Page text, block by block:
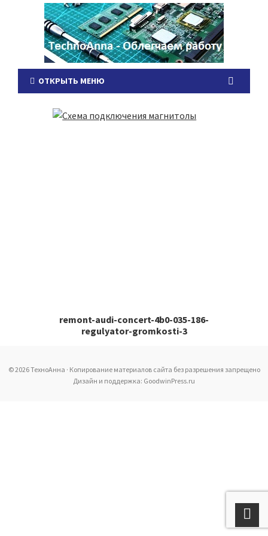
ОТКРЫТЬ МЕНЮ
remont-audi-concert-4b0-035-186-
regulyator-gromkosti-3
© 2026 ТехноАнна · Копирование материалов сайта без разрешения запрещено
Дизайн и поддержка: GoodwinPress.ru